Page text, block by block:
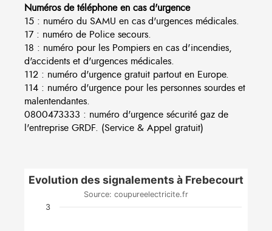
Numéros de téléphone en cas d'urgence
15 : numéro du SAMU en cas d'urgences médicales.
17 : numéro de Police secours.
18 : numéro pour les Pompiers en cas d'incendies,
d'accidents et d'urgences médicales.
112 : numéro d'urgence gratuit partout en Europe.
114 : numéro d'urgence pour les personnes sourdes et
malentendantes.
0800473333 : numéro d'urgence sécurité gaz de
l'entreprise GRDF. (Service & Appel gratuit)
Evolution des signalements à Frebecourt
Source: coupureelectricite.fr
3